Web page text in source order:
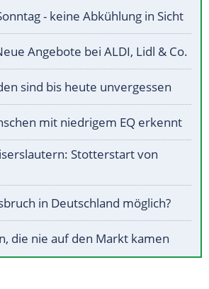
- keine Abkühlung in Sicht
Angebote bei ALDI, Lidl & Co.
sind bis heute unvergessen
mit niedrigem EQ erkennt
Stotterstart von
in Deutschland möglich?
die nie auf den Markt kamen